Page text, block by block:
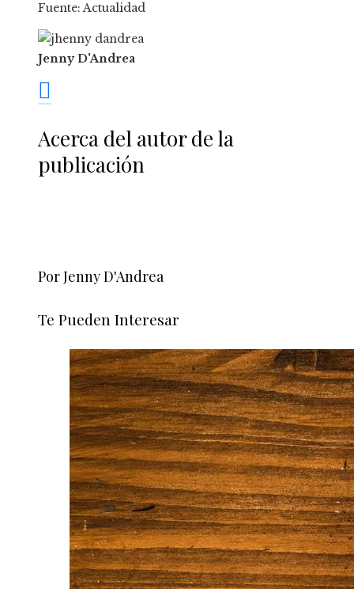
Fuente: Actualidad
Jenny D'Andrea
Acerca del autor de la
publicación
Por Jenny D'Andrea
Te Pueden Interesar